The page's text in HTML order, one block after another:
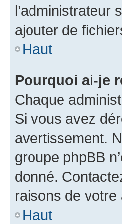
l’administrateur
ajouter de
Haut
Pourquoi ai-je
Chaque
Si vous avez
avertissement.
groupe phpBB
donné.
raisons de votre
Haut